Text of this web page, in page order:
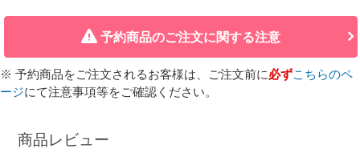
予約商品のご注文に関する注意
※ 予約商品をご注文されるお客様は、ご注文前に必ずこちらのペ
ージにて注意事項等をご確認ください。
商品レビュー